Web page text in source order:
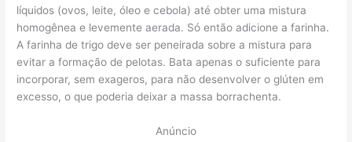
líquidos (ovos, leite, óleo e cebola) até obter uma mistura
homogênea e levemente aerada. Só então adicione a farinha.
A farinha de trigo deve ser peneirada sobre a mistura para
evitar a formação de pelotas. Bata apenas o suficiente para
incorporar, sem exageros, para não desenvolver o glúten em
excesso, o que poderia deixar a massa borrachenta.
Anúncio